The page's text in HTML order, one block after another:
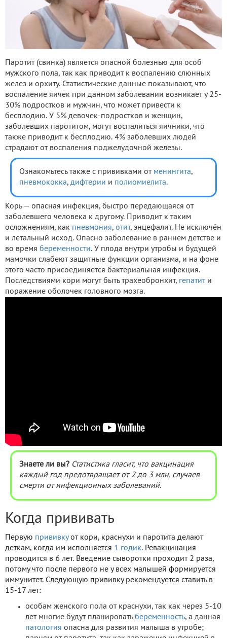
Паротит (свинка) является опасной болезнью для особ
мужского пола, так как приводит к воспалению слюнных
желез и орхиту. Статистические данные показывают, что
воспаление яичек при данном заболевании возникает у 25-
30% подростков и мужчин, что может привести к
бесплодию. У 5% девочек-подростков и женщин,
заболевших паротитом, могут воспалиться яичники, что
также приводит к бесплодию. 4% заболевших людей
страдают от воспаления поджелудочной железы.
Ознакомьтесь также с прививками от менингита,
пневмококка, дифтерии и полиомиелита.
Корь — опасная инфекция, быстро передающаяся от
заболевшего человека к другому. Приводит к таким
осложнениям, как пневмония, отит, энцефалит. Не исключён
и летальный исход. Опасно заболевание в раннем детстве и
во время беременности. У плода внутри утробы и будущей
мамочки слабеют защитные функции организма, и на фоне
этого часто присоединяется бактериальная инфекция.
Последствиями кори могут быть трахеобронхит, гепатити
поражение оболочек головного мозга.
Знаете ли вы? Статистика гласит, что вакцинация
каждый год предотвращает от 2 до 3 млн. случаев
смерти от инфекционных заболеваний.
Когда прививать
Первую прививкуот кори, краснухи и паротита делают
деткам, когда им исполняется 1 годик. Ревакцинация
проводится в 6 лет. Введение сыворотки проходит 2 раза,
потому что после первого не у всех малышей формируется
иммунитет. Следующую прививку рекомендуется ставить в
15-17 лет:
особам женского пола от краснухи, так как через 5-10
лет многие будут планировать беременность, а данная
патология опасна для развития малыша в утробе;